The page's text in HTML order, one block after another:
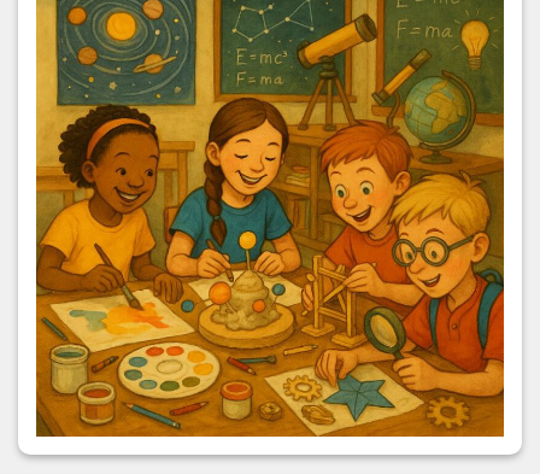
Kreativer Ausdruck mit Musik und Bewegung – das
Herzstück beim Sommerzeltlager Sternengucker: Singen,
Tanzen und Theaterspielen bringen Farbe ins Programm
und lassen Kinderherzen höherschlagen.
Kinder und Jugendliche lieben es, sich zu bewegen, zu
singen und sich kreativ auszudrücken – mit viel Freude
und Begeisterung!
Gemeinsames Tanzen nach einer Choreografie stärkt nicht
nur das Gruppengefühl, sondern fördert auch die